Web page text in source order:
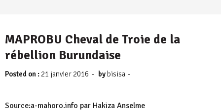
MAPROBU Cheval de Troie de la
rébellion Burundaise
Posted on : 21 janvier 2016 - by bisisa -
Source:a-mahoro.info par Hakiza Anselme